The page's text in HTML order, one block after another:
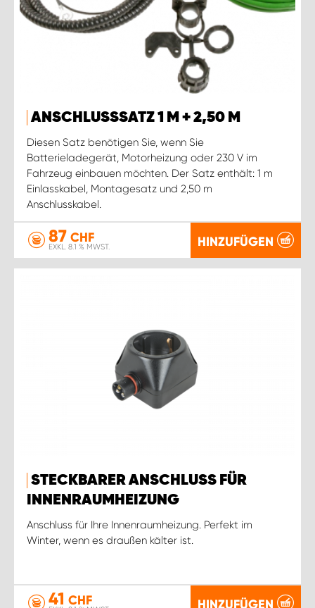
ANSCHLUSSSATZ 1 M + 2,50 M
Diesen Satz benötigen Sie, wenn Sie
Batterieladegerät, Motorheizung oder 230 V im
Fahrzeug einbauen möchten. Der Satz enthält: 1 m
Einlasskabel, Montagesatz und 2,50 m
Anschlusskabel.
87 CHF
EXKL. 8.1 % MWST. HINZUFÜGEN
STECKBARER ANSCHLUSS FÜR
INNENRAUMHEIZUNG
Anschluss für Ihre Innenraumheizung. Perfekt im
Winter, wenn es draußen kälter ist.
41 CHF HINZUFÜGEN